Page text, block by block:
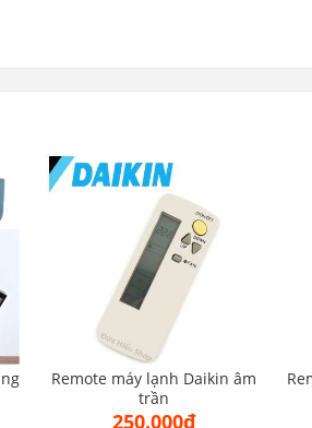
Remote máy lạnh Daikin âm
trần
250.000₫